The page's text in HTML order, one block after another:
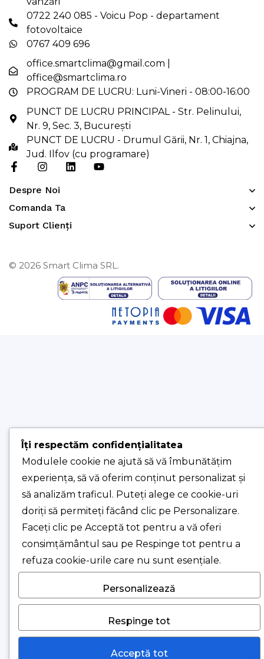
0722 240 085 - Voicu Pop - departament
fotovoltaice
0767 409 696
office.smartclima@gmail.com
office@smartclima.ro
PROGRAM DE LUCRU: Luni-Vineri - 08:00-16:00
PUNCT DE LUCRU PRINCIPAL - Str. Pelinului,
Nr. 9, Sec. 3, București
PUNCT DE LUCRU - Drumul Gării, Nr. 1, Chiajna,
Jud. Ilfov (cu programare)
Despre Noi
Comanda Ta
Suport Clienți
© 2026 Smart Clima SRL.
Îți respectăm confidențialitatea
Modulele cookie ne ajută să vă îmbunătățim
experiența, să vă oferim conținut personalizat și
să analizăm traficul. Puteți alege ce cookie-uri
doriți să permiteți făcând clic pe Personalizare.
Faceți clic pe Acceptă tot pentru a vă oferi
consimțământul sau pe Respinge tot pentru a
refuza cookie-urile care nu sunt esențiale.
Personalizează
Respinge tot
Acceptă tot